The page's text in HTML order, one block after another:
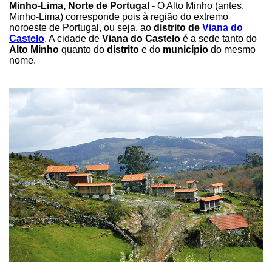
Minho-Lima, Norte de Portugal - O Alto Minho (antes,
Minho-Lima) corresponde pois à região do extremo
noroeste de Portugal, ou seja, ao distrito de Viana do
Castelo. A cidade de Viana do Castelo é a sede tanto do
Alto Minho quanto do distrito e do município do mesmo
nome.